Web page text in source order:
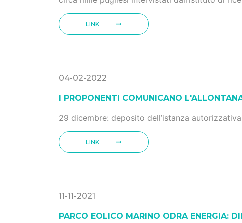
LINK
04-02-2022
I PROPONENTI COMUNICANO
29 dicembre: deposito dell’istanza
LINK
11-11-2021
PARCO EOLICO MARINO ODRA ENERGIA: